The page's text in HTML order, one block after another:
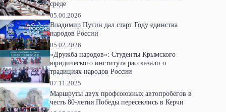
среде
05.06.2026
Владимир Путин дал старт Году единства
народов России
05.02.2026
«Дружба народов»: Студенты Крымского
юридического института рассказали о
традициях народов России
07.11.2025
Маршруты двух профсоюзных автопробегов в
честь 80-летия Победы пересеклись в Керчи